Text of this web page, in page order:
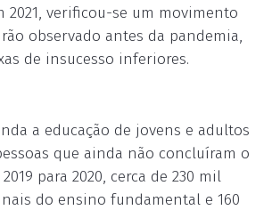
2021, verificou-se um movimento
observado antes da pandemia,
de insucesso inferiores.
a educação de jovens e adultos
que ainda não concluíram o
para 2020, cerca de 230 mil
do ensino fundamental e 160